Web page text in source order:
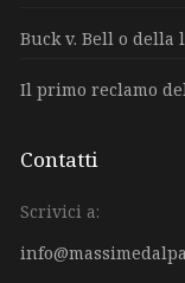
Buck v. Bell o della
Il primo reclamo
Contatti
Scrivici a: